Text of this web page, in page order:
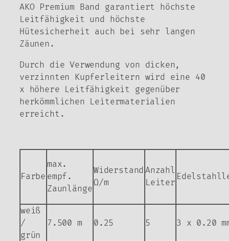
AKO Premium Band garantiert höchste
Leitfähigkeit und höchste
Hütesicherheit auch bei sehr langen
Zäunen.
Durch die Verwendung von dicken,
verzinnten Kupferleitern wird eine 40
x höhere Leitfähigkeit gegenüber
herkömmlichen Leitermaterialien
erreicht.
Farbe
max.
empf.
Zaunlänge
Widerstand
Ω/m
Anzahl
Leiter
weiß
/
grün
7.500 m 0.25 5 3 x 0.20